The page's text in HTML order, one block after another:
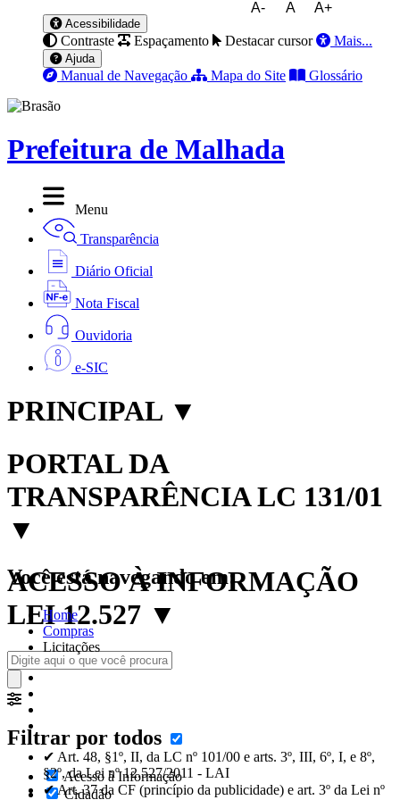
A- A A+
Acessibilidade
Contraste Espaçamento Destacar cursor Mais...
Ajuda
Manual de Navegação Mapa do Site Glossário
Prefeitura de Malhada
Menu
Transparência
Diário Oficial
Nota Fiscal
Ouvidoria
e-SIC
PRINCIPAL ▼
PORTAL DA
TRANSPARÊNCIA LC 131/01
▼
ACESSO À INFORMAÇÃO
LEI 12.527 ▼
Filtrar por todos
Acesso à Informação
Cidadão
Você está navegando em:
Home
Compras
Licitações
✔ Art. 48, §1º, II, da LC nº 101/00 e arts. 3º, III, 6º, I, e 8º,
§2º, da Lei nº 12.527/2011 - LAI
✔ Art. 37 da CF (princípio da publicidade) e art. 3º da Lei nº